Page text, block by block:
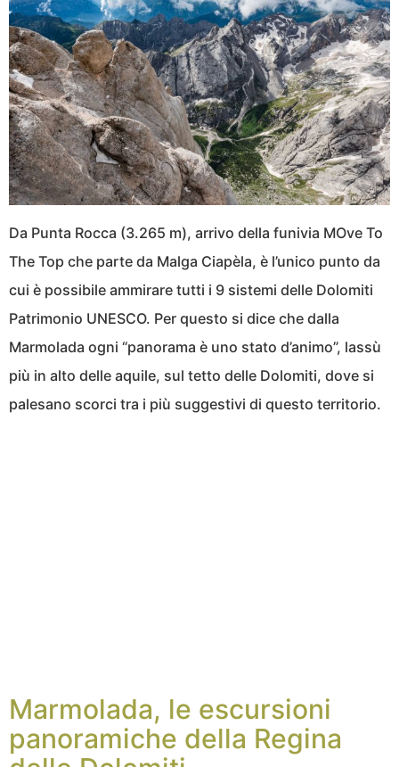
Da Punta Rocca (3.265 m), arrivo della funivia MOve To
The Top che parte da Malga Ciapèla, è l’unico punto da
cui è possibile ammirare tutti i 9 sistemi delle Dolomiti
Patrimonio UNESCO. Per questo si dice che dalla
Marmolada ogni “panorama è uno stato d’animo”, lassù
più in alto delle aquile, sul tetto delle Dolomiti, dove si
palesano scorci tra i più suggestivi di questo territorio.
Marmolada, le escursioni
panoramiche della Regina